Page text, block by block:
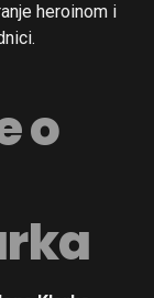
heroinom i
o